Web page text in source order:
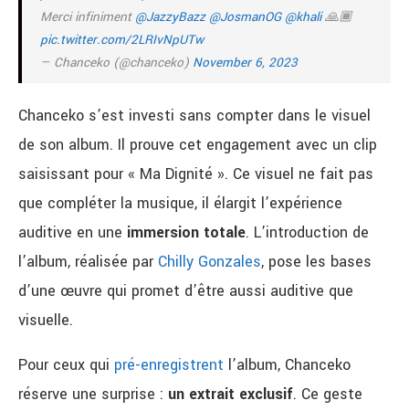
Merci infiniment @JazzyBazz @JosmanOG @khali🙏🏾
pic.twitter.com/2LRIvNpUTw
— Chanceko (@chanceko) November 6, 2023
Chanceko s’est investi sans compter dans le visuel
de son album. Il prouve cet engagement avec un clip
saisissant pour « Ma Dignité ». Ce visuel ne fait pas
que compléter la musique, il élargit l’expérience
auditive en une immersion totale. L’introduction de
l’album, réalisée par Chilly Gonzales, pose les bases
d’une œuvre qui promet d’être aussi auditive que
visuelle.
Pour ceux qui pré-enregistrent l’album, Chanceko
réserve une surprise : un extrait exclusif. Ce geste